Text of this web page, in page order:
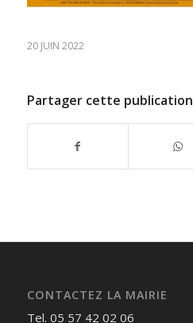
20 JUIN 2022
Partager cette publication
CONTACTEZ LA MAIRIE
Tel. 05 57 42 02 06